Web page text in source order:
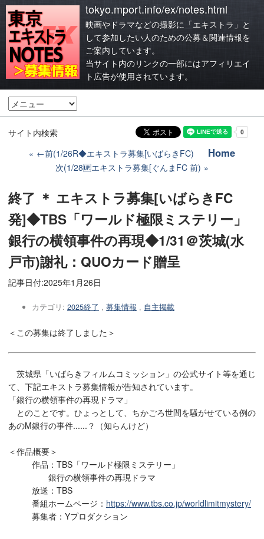
tokyo.mport.info/ex/notes.html
映画やドラマなどの撮影に「エキストラ」と
して参加したい人のための公募＆関連情報を
ご案内しています。
当サイト内のリンクの一部にはアフィリエイ
ト広告が使用されています。
サイト内検索
←前(1/26R◆エキストラ募集[いばらきFC)
Home
次(1/28🆙エキストラ募集[ぐんまFC 前)
終了 ＊ エキストラ募集[いばらきFC
発]◆TBS「ワールド極限ミステリー」
銀行の横領事件の再現◆1/31＠茨城(水
戸市)謝礼：QUOカード贈呈
記事日付:2025年1月26日
カテゴリ: 2025終了 , 募集情報 , 自主掲載
＜この募集は終了しました＞
茨城県「いばらきフィルムコミッション」の公式サイト等を通じ
て、下記エキストラ募集情報が告知されています。
「銀行の横領事件の再現ドラマ」
とのことです。ひょっとして、ちかごろ世間を騒がせている例の
あのM銀行の事件......？（知らんけど）
＜作品概要＞
作品：TBS「ワールド極限ミステリー」
銀行の横領事件の再現ドラマ
放送：TBS
番組ホームページ： https://www.tbs.co.jp/worldlimitmystery/
募集者：Yプロダクション